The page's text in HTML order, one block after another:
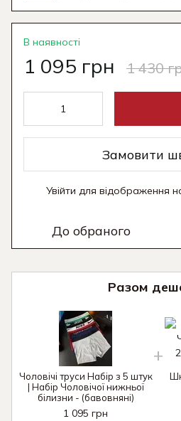
В наявності
1 095 грн 1 430
Замовити
Увійти для відображення
До обраного
Разом
Чоловічі труси Набір з 5 штук
| Набір Чоловічої нижньої
білизни - (бавовняні)
1 095 грн